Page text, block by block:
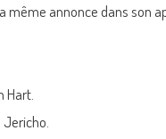
même annonce dans son
Hart.
Jericho.